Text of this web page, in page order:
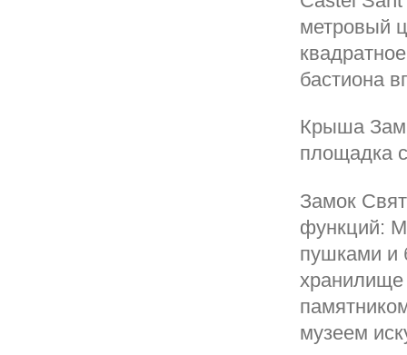
метровый
бастиона
Крыша
площадка
Замок
функций:
пушками и
хранилище
музеем